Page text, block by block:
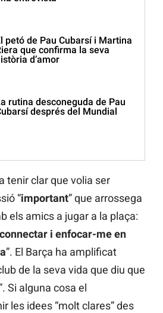
petó de Pau Cubarsí i Martina
que confirma la seva
d’amor
rutina desconeguda de Pau
després del Mundial
tenir clar que volia ser
“important” que arrossega
els amics a jugar a la plaça:
i enfocar-me en
”. El Barça ha amplificat
de la seva vida que diu que
Si alguna cosa el
les idees “molt clares” des